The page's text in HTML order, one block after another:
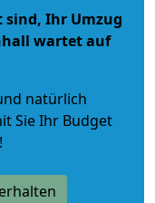
sind, Ihr Umzug
wartet auf
natürlich
Sie Ihr Budget